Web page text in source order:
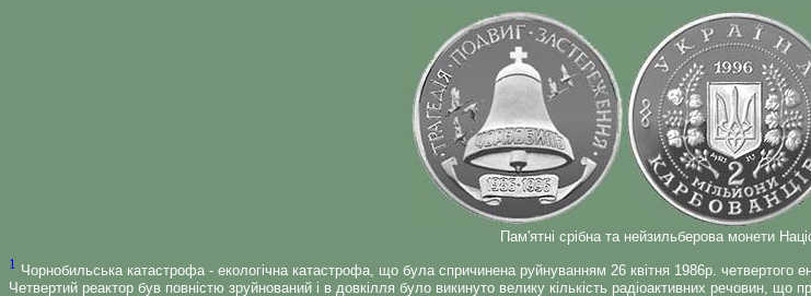
Пам'ятні срібна та нейзильберова монети
1 Чорнобильська катастрофа - екологічна катастрофа, що була спричинена руйнуванням 26 квітня 1986р. четвертого
Четвертий реактор був повністю зруйнований і в довкілля було викинуто велику кількість радіоактивних речовин,